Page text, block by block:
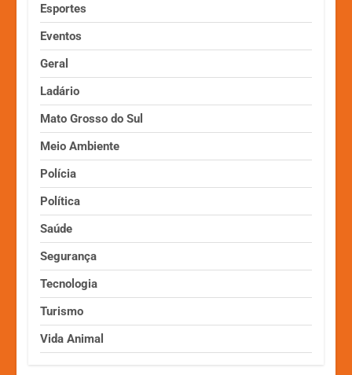
Esportes
Eventos
Geral
Ladário
Mato Grosso do Sul
Meio Ambiente
Polícia
Política
Saúde
Segurança
Tecnologia
Turismo
Vida Animal